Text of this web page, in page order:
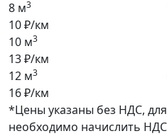
8 м3
10 ₽/км
10 м3
13 ₽/км
12 м3
16 ₽/км
*Цены указаны без НДС,
необходимо начислить